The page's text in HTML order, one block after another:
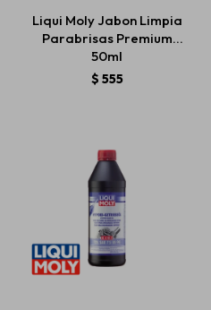
Liqui Moly Jabon Limpia
Parabrisas Premium
50ml
$ 555
Servicios